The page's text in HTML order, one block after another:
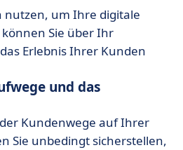
nutzen, um Ihre digitale
Sie über Ihr
Erlebnis Ihrer Kunden
und das
Kundenwege auf Ihrer
Sie unbedingt sicherstellen,